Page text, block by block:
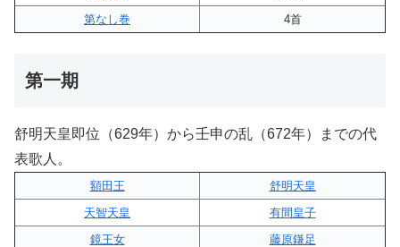
第なし巻
4首
第一期
舒明天皇即位（629年）から壬申の乱（672年）までの代
表歌人。
額田王
舒明天皇
天智天皇
有間皇子
鏡王女
藤原鎌足